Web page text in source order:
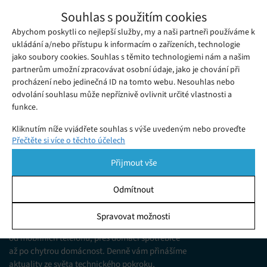
Souhlas s použitím cookies
Abychom poskytli co nejlepší služby, my a naši partneři používáme k
ukládání a/nebo přístupu k informacím o zařízeních, technologie
jako soubory cookies. Souhlas s těmito technologiemi nám a našim
partnerům umožní zpracovávat osobní údaje, jako je chování při
procházení nebo jedinečná ID na tomto webu. Nesouhlas nebo
odvolání souhlasu může nepříznivě ovlivnit určité vlastnosti a
funkce.
Kliknutím níže vyjádřete souhlas s výše uvedeným nebo proveďte
podrobnější rozhodnutí. Vaše volby budou použity pouze na tomto
pomocí přepínačů v Zásadách cookies nebo kliknutím na tlačítko
Spravovat souhlas ve spodní části obrazovky.
Ukládání a/nebo přístup k informacím v zařízení, Porozumění
publiku prostřednictvím statistik nebo kombinací údajů z
různých zdrojů.
Přečtěte si více o těchto účelech
Přijmout vše
Odmítnout
Spravovat možnosti
karet s designem Star Wars
Středa 08. 11. 2017 Redakce
S blížící se premiérou dalšího dílu populární ságy Hvězdných
válek se pomalu začíná na trhu objevovat produkty...
Jsme web zajímající se o technologické novinky
od mobilních telefonů, přes domácí spotřebiče
až po chytrou domácnost. Denně vám přinášíme
aktuality ze světa technického pokroku,